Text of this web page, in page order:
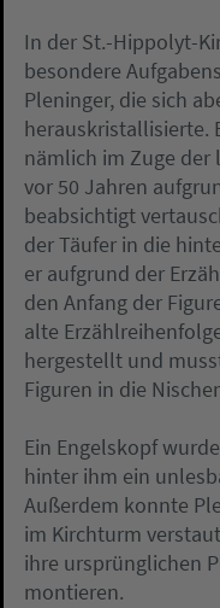
In der St.-Hippolyt-
besondere
Pleninger, die sich
herauskristallisierte.
nämlich im Zuge der
vor 50 Jahren
beabsichtigt
der Täufer in die
er aufgrund der
den Anfang der
alte
hergestellt und
Figuren in die
Ein Engelskopf
hinter ihm ein
Außerdem konnte
im Kirchturm
ihre ursprünglichen
montieren.